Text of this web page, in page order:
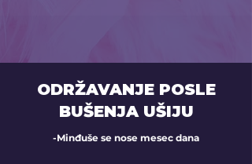
ODRŽAVANJE POSLE
BUŠENJA UŠIJU
-Minđuše se nose mesec dana